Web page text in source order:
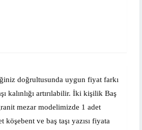
doğrultusunda uygun fiyat farkı
kalınlığı artırılabilir. İki kişilik Baş
mezar modelimizde 1 adet
ve baş taşı yazısı fiyata